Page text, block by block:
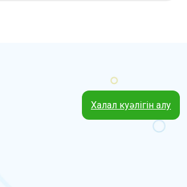
Халал куәлігін алу